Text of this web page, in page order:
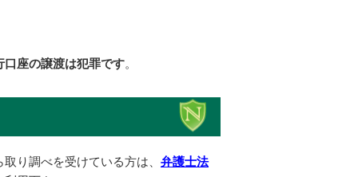
座の譲渡は犯罪です。
り調べを受けている方は、 弁護士法